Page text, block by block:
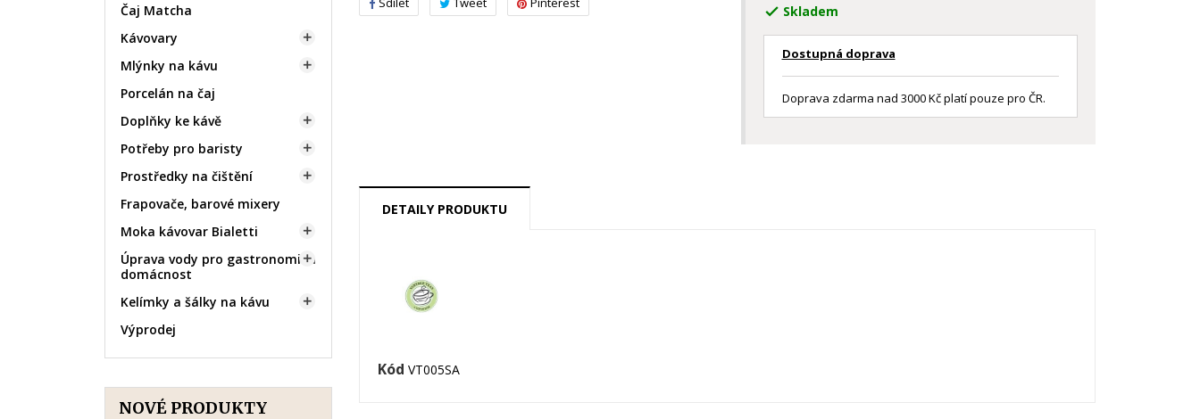
Čaj Matcha
Kávovary

Mlýnky na kávu 
Porcelán na čaj
Doplňky ke kávě

Potřeby pro baristy 
Prostředky na čištění 
Frapovače, barové mixery
Moka kávovar Bialetti

Úprava vody pro gastronomii a
domácnost

Kelímky a šálky na kávu 
Výprodej
NOVÉ PRODUKTY
 Skladem
Dostupná doprava
Doprava zdarma nad 3000 Kč platí pouze pro ČR.
DETAILY PRODUKTU
Kód VT005SA